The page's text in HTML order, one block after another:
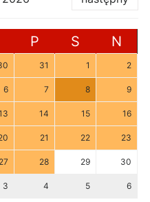
P S N
31 1 2
6 7 8 9
14 15 16
21 22 23
27 28 29 30
3 4 5 6